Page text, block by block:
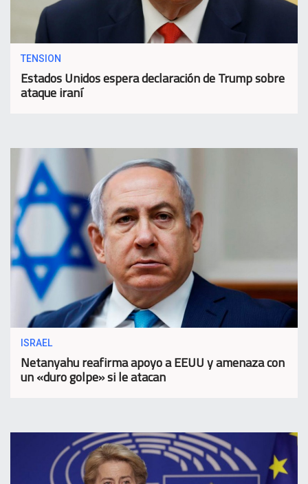
TENSION
Estados Unidos espera declaración de Trump sobre
ataque iraní
ISRAEL
Netanyahu reafirma apoyo a EEUU y amenaza con
un «duro golpe» si le atacan